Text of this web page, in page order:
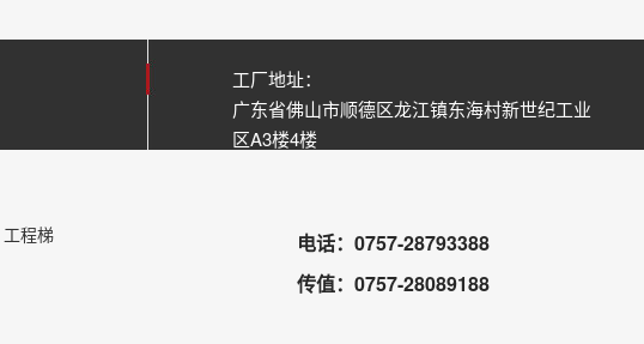
工厂地址：
广东省佛山市顺德区龙江镇东海村新世纪工业
区A3楼4楼
工程梯
电话：0757-28793388
传值：0757-28089188